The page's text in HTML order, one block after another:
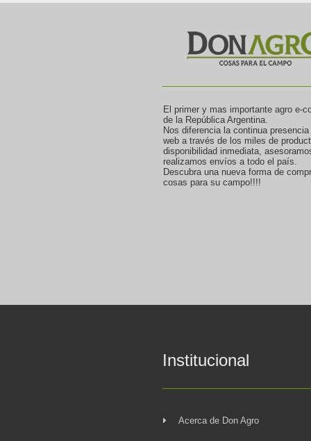
El primer y mas importante agro e-
de la República Argentina.
Nos diferencia la continua
web a través de los miles de
disponibilidad inmediata,
realizamos envíos a todo el país.
Descubra una nueva forma de
cosas para su campo!!!!
Institucional
Acerca de Don Agro